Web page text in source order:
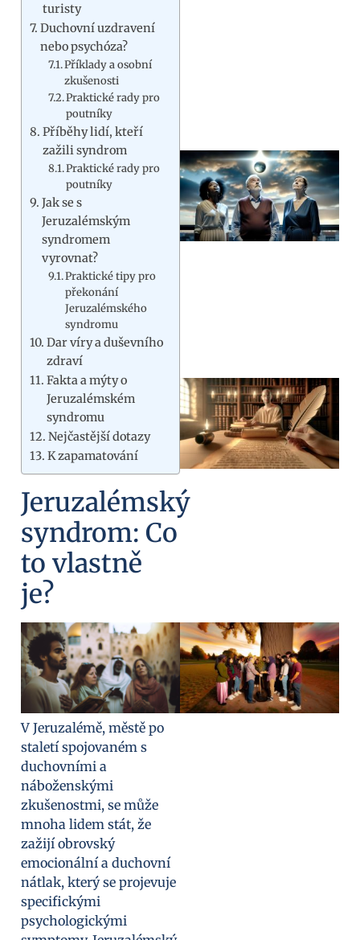
turisty
Duchovní uzdravení
nebo psychóza?
Příklady a osobní
zkušenosti
Praktické rady pro
poutníky
Příběhy lidí, kteří
zažili syndrom
Praktické rady pro
poutníky
Jak se s
Jeruzalémským
syndromem
vyrovnat?
Praktické tipy pro
překonání
Jeruzalémského
syndromu
Dar víry a duševního
zdraví
Fakta a mýty o
Jeruzalémském
syndromu
Nejčastější dotazy
K zapamatování
Jeruzalémský
syndrom: Co
to vlastně
je?
V Jeruzalémě, městě po
staletí spojovaném s
duchovními a
náboženskými
zkušenostmi, se může
mnoha lidem stát, že
zažijí obrovský
emocionální a duchovní
nátlak, který se projevuje
specifickými
psychologickými